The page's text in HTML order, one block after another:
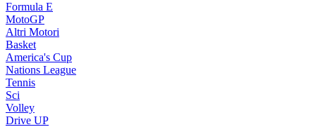
Formula E
MotoGP
Altri Motori
Basket
America's Cup
Nations League
Tennis
Sci
Volley
Drive UP